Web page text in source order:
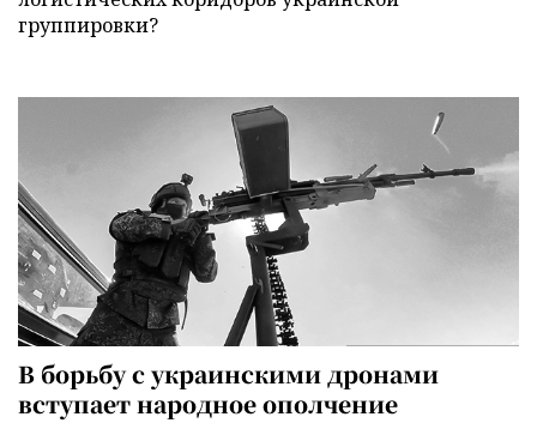
группировки?
В борьбу с украинскими дронами
вступает народное ополчение